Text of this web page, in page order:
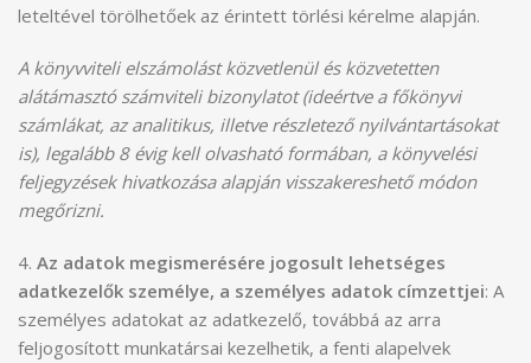
leteltével törölhetőek az érintett törlési kérelme alapján.
A könyvviteli elszámolást közvetlenül és közvetetten
alátámasztó számviteli bizonylatot (ideértve a főkönyvi
számlákat, az analitikus, illetve részletező nyilvántartásokat
is), legalább 8 évig kell olvasható formában, a könyvelési
feljegyzések hivatkozása alapján visszakereshető módon
megőrizni.
4. Az adatok megismerésére jogosult lehetséges
adatkezelők személye, a személyes adatok címzettjei: A
személyes adatokat az adatkezelő, továbbá az arra
feljogosított munkatársai kezelhetik, a fenti alapelvek